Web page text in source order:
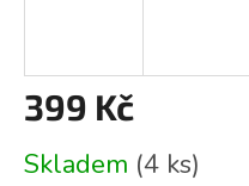
399 Kč
cena:
Skladem (4 ks)